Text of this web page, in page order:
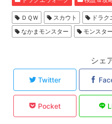
ＤＱＷ スカウト ドラク
なかまモンスター
モンスタ
シェ
Twitter
Pocket